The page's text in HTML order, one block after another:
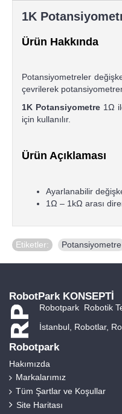
1K
Ürün Hakkında
Potansiyometreler
çevrilerek
1K Potansiyometre1Ω
için kullanılır.
Ürün Açıklaması
Ayarlanabilir
1Ω – 1kΩ arası
Etiketler: Potansiyometre
RobotPark KONSEPTİ
Robotpark Robotik
İstanbul, Robotlar,
Robotpark
Hakımızda
Markalarımız
Tüm Şartlar ve Koşullar
Site Haritası